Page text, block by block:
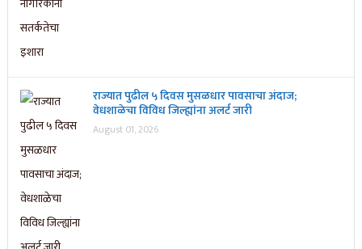
राज्यात पुढील ५ दिवस मुसळधार पावसाचा अंदाज;
वेधशाळेचा विविध जिल्ह्यांना अलर्ट जारी
August 01, 2026